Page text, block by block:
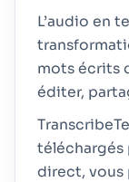
L’audio en
mots écrits
éditer,
téléchargés
direct, vous